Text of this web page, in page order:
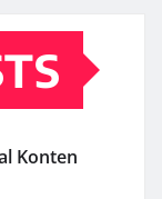
Konten